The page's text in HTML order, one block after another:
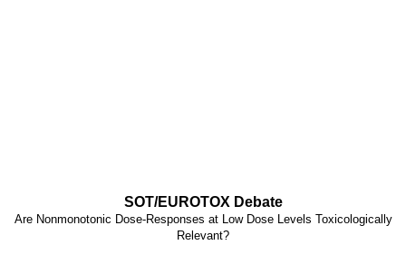
SOT/EUROTOX Debate
Are Nonmonotonic Dose-Responses at Low Dose Levels Toxicologically
Relevant?